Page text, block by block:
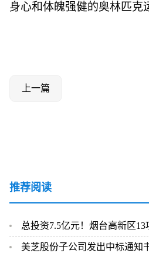
身心和体魄强健的奥林匹克
上一篇
推荐阅读
总投资7.5亿元！烟台高新区
美芝股份子公司发出中标通知书 将联